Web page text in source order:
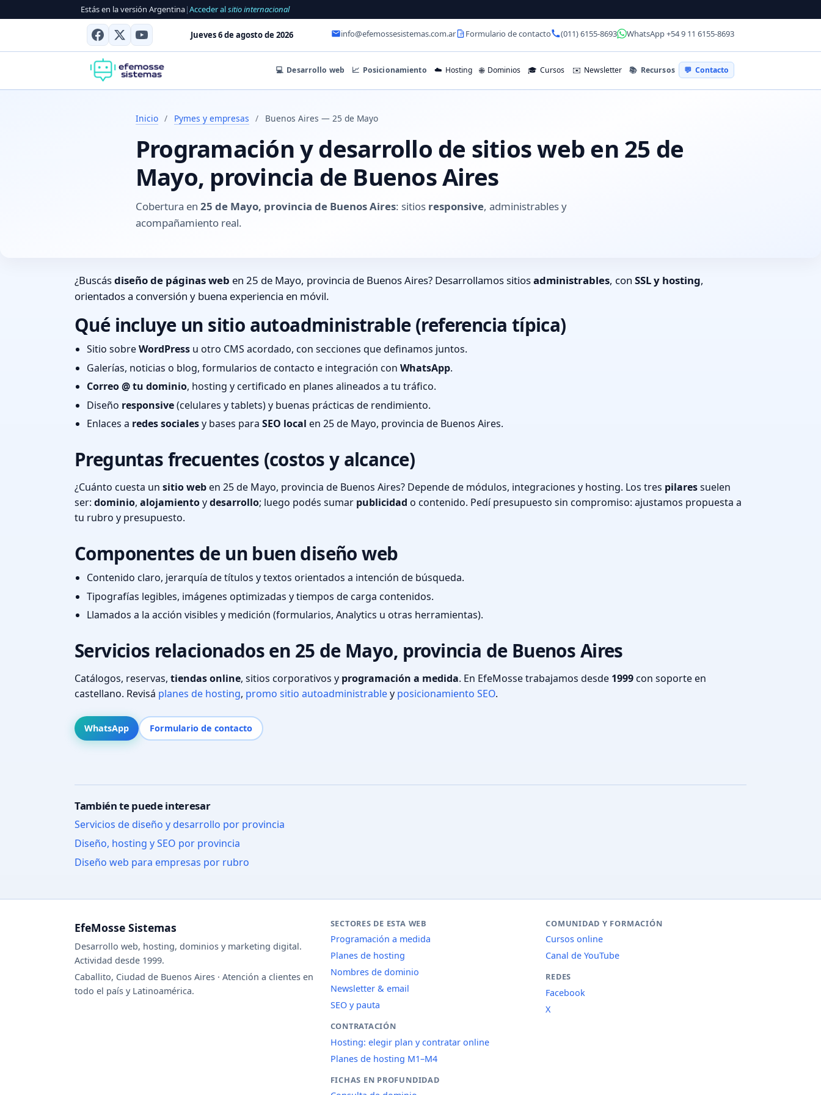
Estás en la versión Argentina|Acceder alsitio internacional
Jueves 6 de agosto de 2026 info@efemossesistemas.com.ar Formulario de contacto (011) 6155-8693 WhatsApp +54 9 11 6155-8693
💻 Desarrollo web 📈 Posicionamiento ☁️ Hosting 🌐 Dominios 🎓 Cursos ✉️ Newsletter 📚 Recursos 💬 Contacto
Inicio / Pymes y empresas / Buenos Aires — 25 de Mayo
Programación y desarrollo de sitios web en 25 de
Mayo, provincia de Buenos Aires
Cobertura en 25 de Mayo, provincia de Buenos Aires: sitios responsive, administrables y
acompañamiento real.
¿Buscásdiseño de páginas web en 25 de Mayo, provincia de Buenos Aires? Desarrollamos sitiosadministrables, con SSL y hosting,
orientados a conversión y buena experiencia en móvil.
Qué incluye un sitio autoadministrable (referencia típica)
Sitio sobreWordPress u otro CMS acordado, con secciones que definamos juntos.
Galerías, noticias o blog, formularios de contacto e integración con WhatsApp.
Correo @ tu dominio, hosting y certificado en planes alineados a tu tráfico.
Diseño responsive(celulares y tablets) y buenas prácticas de rendimiento.
Enlaces a redes socialesy bases para SEO local en 25 de Mayo, provincia de Buenos Aires.
Preguntas frecuentes (costos y alcance)
¿Cuánto cuesta un sitio weben 25 de Mayo, provincia de Buenos Aires? Depende de módulos, integraciones y hosting. Los tres pilaressuelen
ser: dominio, alojamientoydesarrollo; luego podés sumar publicidad o contenido. Pedí presupuesto sin compromiso: ajustamos propuesta a
tu rubro y presupuesto.
Componentes de un buen diseño web
Contenido claro, jerarquía de títulos y textos orientados a intención de búsqueda.
Tipografías legibles, imágenes optimizadas y tiempos de carga contenidos.
Llamados a la acción visibles y medición (formularios, Analytics u otras herramientas).
Servicios relacionados en 25 de Mayo, provincia de Buenos Aires
Catálogos, reservas, tiendas online, sitios corporativos y programación a medida. En EfeMosse trabajamos desde 1999con soporte en
castellano. Revisá planes de hosting, promo sitio autoadministrabley posicionamiento SEO.
WhatsApp Formulario de contacto
También te puede interesar
Servicios de diseño y desarrollo por provincia
Diseño, hosting y SEO por provincia
Diseño web para empresas por rubro
EfeMosse Sistemas
Desarrollo web, hosting, dominios y marketing digital.
Actividad desde 1999.
Caballito, Ciudad de Buenos Aires · Atención a clientes en
todo el país y Latinoamérica.
SECTORES DE ESTA WEB
Programación a medida
Planes de hosting
Nombres de dominio
Newsletter & email
SEO y pauta
CONTRATACIÓN
Hosting: elegir plan y contratar online
Planes de hosting M1–M4
FICHAS EN PROFUNDIDAD
COMUNIDAD Y FORMACIÓN
Cursos online
Canal de YouTube
REDES
Facebook
X